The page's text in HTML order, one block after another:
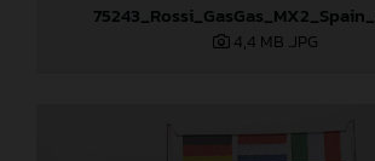
4,4 MB .JPG